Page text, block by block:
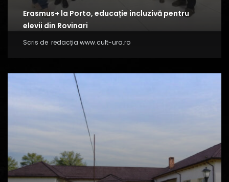
Erasmus+ la Porto, educație incluzivă pentru
elevii din Rovinari
Scris de redacția www.cult-ura.ro